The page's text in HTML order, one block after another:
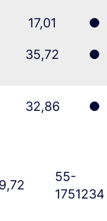
17,01
35,72
●
●
32,86 ●
55-
1751234